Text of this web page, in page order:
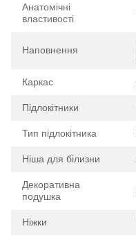
Анатомічні
властивості
Наповнення
Каркас
Підлокітники
Тип підлокітника
Ніша для білизни
Декоративна
подушка
Ніжки